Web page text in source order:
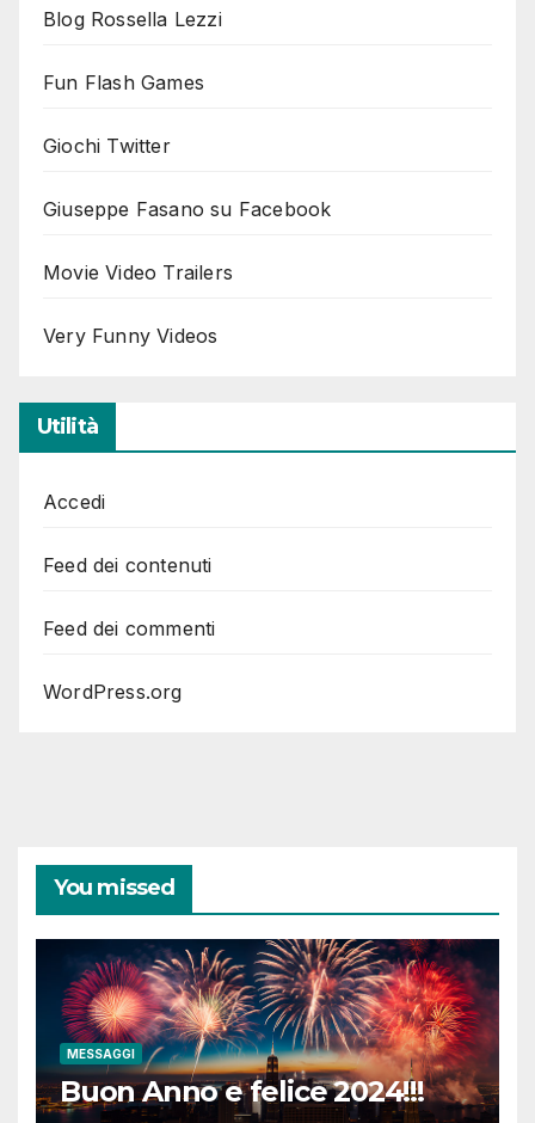
Blog Rossella Lezzi
Fun Flash Games
Giochi Twitter
Giuseppe Fasano su Facebook
Movie Video Trailers
Very Funny Videos
Utilità
Accedi
Feed dei contenuti
Feed dei commenti
WordPress.org
You missed
MESSAGGI
Buon Anno e felice 2024!!!